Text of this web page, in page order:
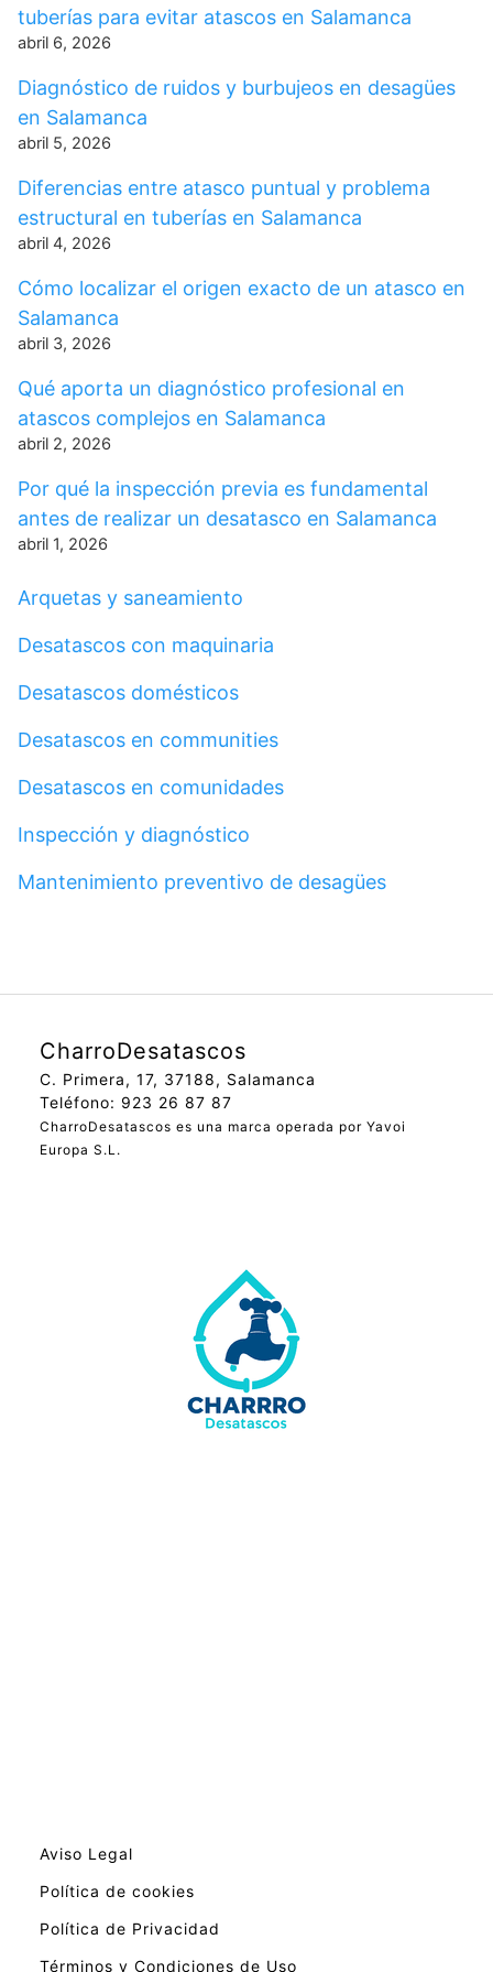
tuberías para evitar atascos en Salamanca
abril 6, 2026
Diagnóstico de ruidos y burbujeos en desagües
en Salamanca
abril 5, 2026
Diferencias entre atasco puntual y problema
estructural en tuberías en Salamanca
abril 4, 2026
Cómo localizar el origen exacto de un atasco en
Salamanca
abril 3, 2026
Qué aporta un diagnóstico profesional en
atascos complejos en Salamanca
abril 2, 2026
Por qué la inspección previa es fundamental
antes de realizar un desatasco en Salamanca
abril 1, 2026
Arquetas y saneamiento
Desatascos con maquinaria
Desatascos domésticos
Desatascos en communities
Desatascos en comunidades
Inspección y diagnóstico
Mantenimiento preventivo de desagües
CharroDesatascos
C. Primera, 17, 37188, Salamanca
Teléfono: 923 26 87 87
CharroDesatascos es una marca operada por Yavoi
Europa S.L.
Aviso Legal
Política de cookies
Política de Privacidad
Términos y Condiciones de Uso